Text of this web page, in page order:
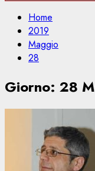
Home
2019
Maggio
28
Giorno: 28